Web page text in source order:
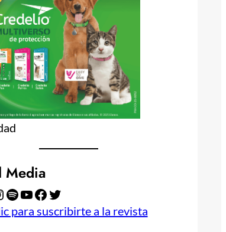
Media
Spotify YouTube Facebook Twitter
para suscribirte a la revista